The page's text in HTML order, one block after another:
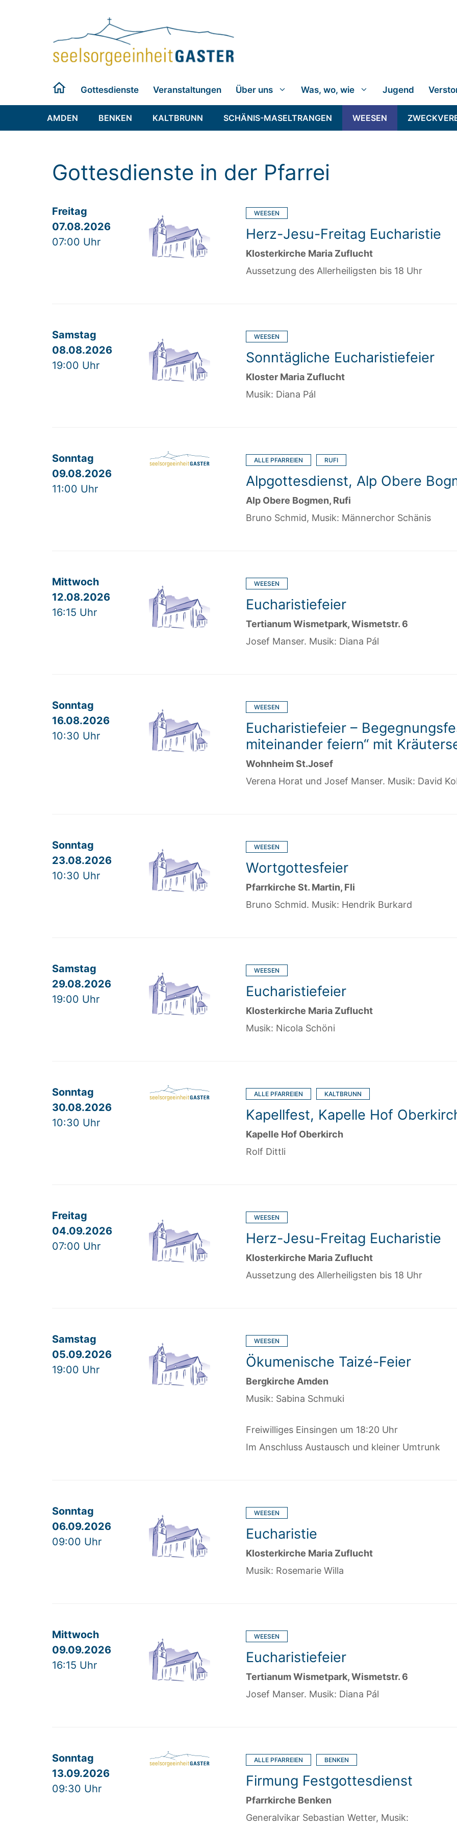
Gottesdienste Veranstaltungen Über uns Was, wo, wie Jugend
AMDEN BENKEN KALTBRUNN SCHÄNIS-MASELTRANGEN WEESEN
Gottesdienste in der Pfarrei
Freitag
07.08.2026
07:00 Uhr
WEESEN
Herz-Jesu-Freitag Eucharistie
Klosterkirche Maria Zuflucht
Aussetzung des Allerheiligsten bis 18 Uhr
Samstag
08.08.2026
19:00 Uhr
WEESEN
Sonntägliche Eucharistiefeier
Kloster Maria Zuflucht
Musik: Diana Pál
Sonntag
09.08.2026
11:00 Uhr
ALLE PFARREIEN RUFI
Alpgottesdienst, Alp Obere
Alp Obere Bogmen, Rufi
Bruno Schmid, Musik: Männerchor Schänis
Mittwoch
12.08.2026
16:15 Uhr
WEESEN
Eucharistiefeier
Tertianum Wismetpark, Wismetstr. 6
Josef Manser. Musik: Diana Pál
Sonntag
16.08.2026
10:30 Uhr
WEESEN
Eucharistiefeier –
miteinander feiern“ mit
Wohnheim St.Josef
Verena Horat und Josef Manser. Musik: David
Sonntag
23.08.2026
10:30 Uhr
WEESEN
Wortgottesfeier
Pfarrkirche St. Martin, Fli
Bruno Schmid. Musik: Hendrik Burkard
Samstag
29.08.2026
19:00 Uhr
WEESEN
Eucharistiefeier
Klosterkirche Maria Zuflucht
Musik: Nicola Schöni
Sonntag
30.08.2026
10:30 Uhr
ALLE PFARREIEN KALTBRUNN
Kapellfest, Kapelle Hof
Kapelle Hof Oberkirch
Rolf Dittli
Freitag
04.09.2026
07:00 Uhr
WEESEN
Herz-Jesu-Freitag Eucharistie
Klosterkirche Maria Zuflucht
Aussetzung des Allerheiligsten bis 18 Uhr
Samstag
05.09.2026
19:00 Uhr
WEESEN
Ökumenische Taizé-Feier
Bergkirche Amden
Musik: Sabina Schmuki
Freiwilliges Einsingen um 18:20 Uhr
Im Anschluss Austausch und kleiner Umtrunk
Sonntag
06.09.2026
09:00 Uhr
WEESEN
Eucharistie
Klosterkirche Maria Zuflucht
Musik: Rosemarie Willa
Mittwoch
09.09.2026
16:15 Uhr
WEESEN
Eucharistiefeier
Tertianum Wismetpark, Wismetstr. 6
Josef Manser. Musik: Diana Pál
Sonntag
13.09.2026
09:30 Uhr
ALLE PFARREIEN BENKEN
Firmung Festgottesdienst
Pfarrkirche Benken
Generalvikar Sebastian Wetter, Musik: